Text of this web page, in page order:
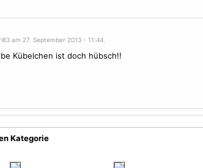
am 27. September 2013 - 11:44.
Kübelchen ist doch hübsch!!
Kategorie